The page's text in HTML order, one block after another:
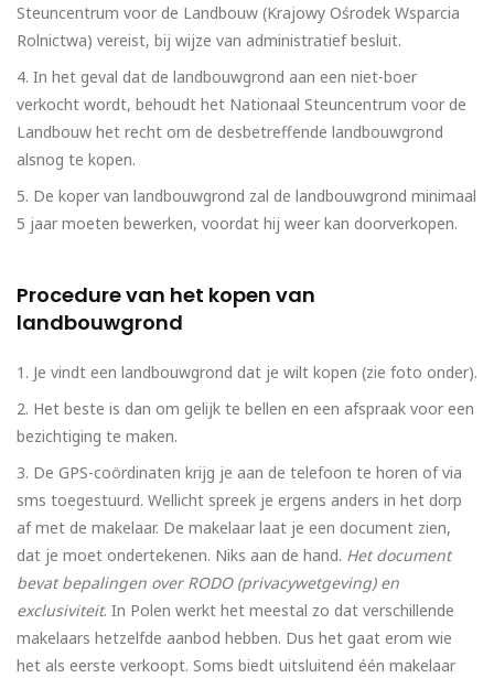
Steuncentrum voor de Landbouw (Krajowy Ośrodek Wsparcia
Rolnictwa) vereist, bij wijze van administratief besluit.
In het geval dat de landbouwgrond aan een niet-boer
verkocht wordt, behoudt het Nationaal Steuncentrum voor de
Landbouw het recht om de desbetreffende landbouwgrond
alsnog te kopen.
De koper van landbouwgrond zal de landbouwgrond minimaal
5 jaar moeten bewerken, voordat hij weer kan doorverkopen.
Procedure van het kopen van
landbouwgrond
Je vindt een landbouwgrond dat je wilt kopen (zie foto onder).
Het beste is dan om gelijk te bellen en een afspraak voor een
bezichtiging te maken.
De GPS-coördinaten krijg je aan de telefoon te horen of via
sms toegestuurd. Wellicht spreek je ergens anders in het dorp
af met de makelaar. De makelaar laat je een document zien,
dat je moet ondertekenen. Niks aan de hand. Het document
bevat bepalingen over RODO (privacywetgeving) en
exclusiviteit. In Polen werkt het meestal zo dat verschillende
makelaars hetzelfde aanbod hebben. Dus het gaat erom wie
het als eerste verkoopt. Soms biedt uitsluitend één makelaar